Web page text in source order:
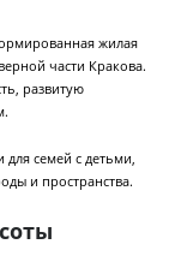
жилая
части Кракова.
развитую
семей с детьми,
и пространства.